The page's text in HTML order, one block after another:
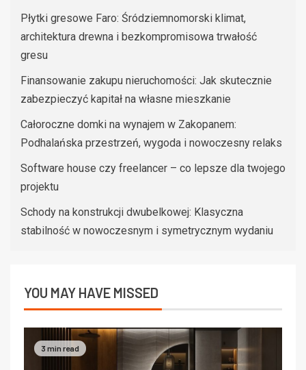
Płytki gresowe Faro: Śródziemnomorski klimat,
architektura drewna i bezkompromisowa trwałość
gresu
Finansowanie zakupu nieruchomości: Jak skutecznie
zabezpieczyć kapitał na własne mieszkanie
Całoroczne domki na wynajem w Zakopanem:
Podhalańska przestrzeń, wygoda i nowoczesny relaks
Software house czy freelancer – co lepsze dla twojego
projektu
Schody na konstrukcji dwubelkowej: Klasyczna
stabilność w nowoczesnym i symetrycznym wydaniu
YOU MAY HAVE MISSED
3 min read